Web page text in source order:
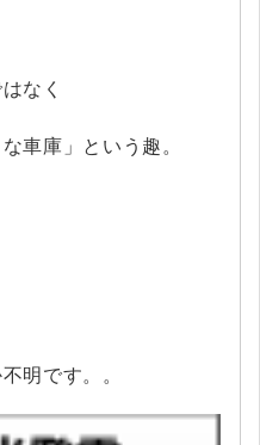
なく
車庫」という趣。
明です。。